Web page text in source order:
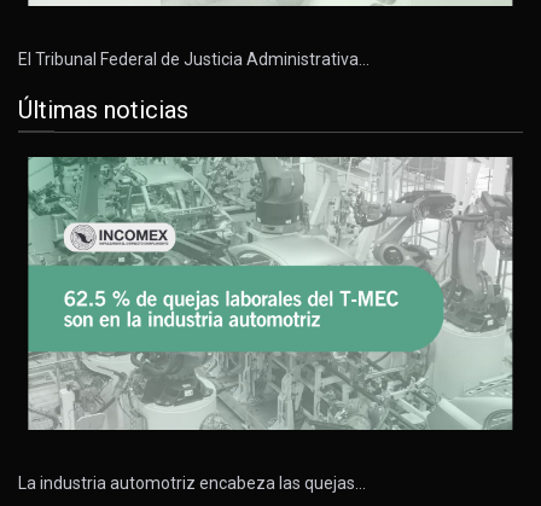
El Tribunal Federal de Justicia Administrativa…
Últimas noticias
La industria automotriz encabeza las quejas…